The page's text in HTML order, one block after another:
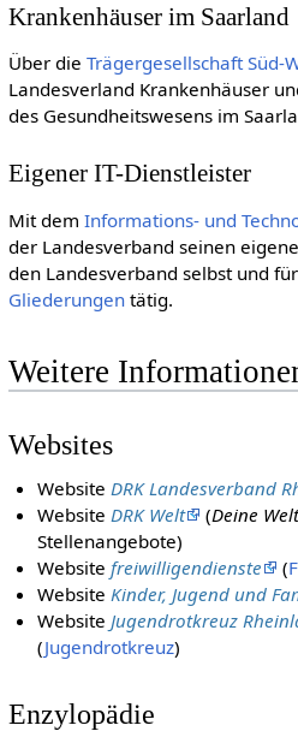
Krankenhäuser im Saarland
Über die Trägergesellschaft Süd-
Landesverland Krankenhäuser
des Gesundheitswesens im
Eigener IT-Dienstleister
Mit dem Informations- und
der Landesverband seinen
den Landesverband selbst und
Gliederungentätig.
Weitere
Websites
WebsiteDRK Landesverband
WebsiteDRK Welt (Deine
Stellenangebote)
Websitefreiwilligendienste (
WebsiteKinder, Jugend und
WebsiteJugendrotkreuz
(Jugendrotkreuz)
Enzylopädie